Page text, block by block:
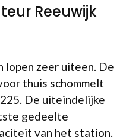
Reeuwijk
lopen zeer uiteen. De
thuis schommelt
De uiteindelijke
gedeelte
van het station.